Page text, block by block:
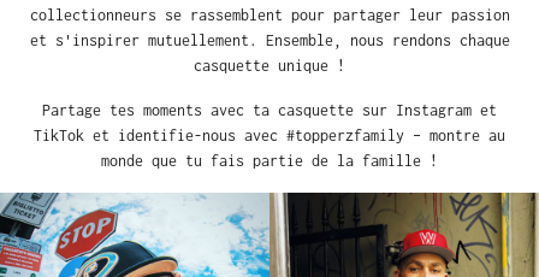
collectionneurs se rassemblent pour partager leur passion
et s'inspirer mutuellement. Ensemble, nous rendons chaque
casquette unique !
Partage tes moments avec ta casquette sur Instagram et
TikTok et identifie-nous avec #topperzfamily – montre au
monde que tu fais partie de la famille !